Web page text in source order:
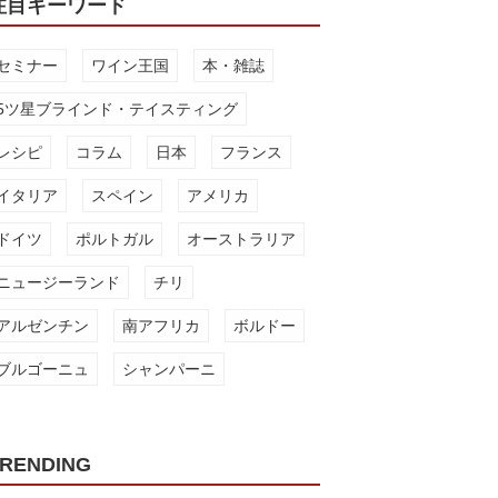
目キーワード
ミナー ワイン王国 本・雑誌
ツ星ブラインド・テイスティング
シピ コラム 日本 フランス
タリア スペイン アメリカ
ドイツ ポルトガル オーストラリア
ュージーランド チリ
ルゼンチン 南アフリカ ボルドー
ルゴーニュ シャンパーニ